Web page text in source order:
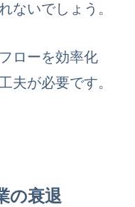
ないでしょう。
ローを効率化
夫が必要です。
の衰退